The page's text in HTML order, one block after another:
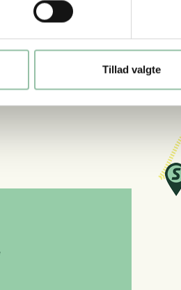
Tillad valgte